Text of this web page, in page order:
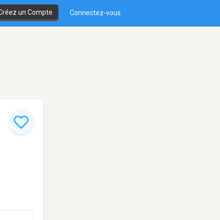
un Compte Connectez-vous